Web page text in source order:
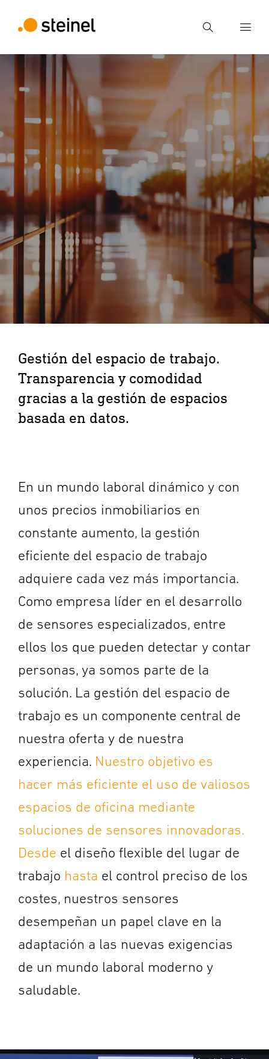
Búsqueda
Búsqueda
Introducir el término de búsqueda
Gestión del espacio de trabajo.
Transparencia y comodidad
gracias a la gestión de espacios
basada en datos.
En un mundo laboral dinámico y con
unos precios inmobiliarios en
constante aumento, la gestión
eficiente del espacio de trabajo
adquiere cada vez más importancia.
Como empresa líder en el desarrollo
de sensores especializados, entre
ellos los que pueden detectar y contar
personas, ya somos parte de la
solución. La gestión del espacio de
trabajo es un componente central de
nuestra oferta y de nuestra
experiencia. Nuestro objetivo es
hacer más eficiente el uso de valiosos
espacios de oficina mediante
soluciones de sensores innovadoras.
Desde el diseño flexible del lugar de
trabajo hasta el control preciso de los
costes, nuestros sensores
desempeñan un papel clave en la
adaptación a las nuevas exigencias
de un mundo laboral moderno y
saludable.